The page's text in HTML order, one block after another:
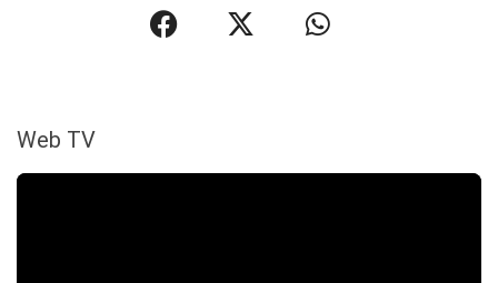
Web TV